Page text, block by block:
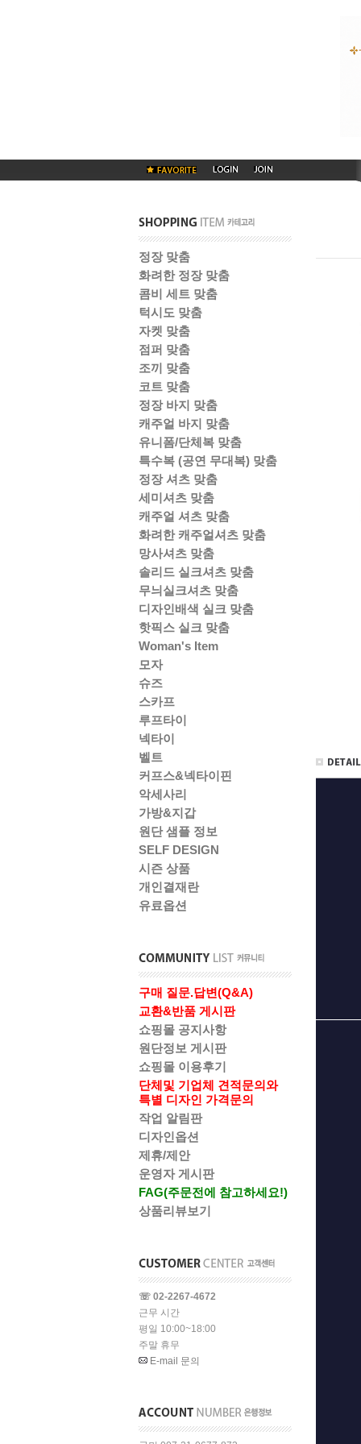
정장 맞춤
화려한 정장 맞춤
콤비 세트 맞춤
턱시도 맞춤
자켓 맞춤
점퍼 맞춤
조끼 맞춤
코트 맞춤
정장 바지 맞춤
캐주얼 바지 맞춤
유니폼/단체복 맞춤
특수복 (공연 무대복) 맞춤
정장 셔츠 맞춤
세미셔츠 맞춤
캐주얼 셔츠 맞춤
화려한 캐주얼셔츠 맞춤
망사셔츠 맞춤
솔리드 실크셔츠 맞춤
무늬실크셔츠 맞춤
디자인배색 실크 맞춤
핫픽스 실크 맞춤
Woman's Item
모자
슈즈
스카프
루프타이
넥타이
벨트
커프스&넥타이핀
악세사리
가방&지갑
원단 샘플 정보
SELF DESIGN
시즌 상품
개인결재란
유료옵션
구매 질문.답변(Q&A)
교환&반품 게시판
쇼핑몰 공지사항
원단정보 게시판
쇼핑몰 이용후기
단체및 기업체 견적문의와
특별 디자인 가격문의
작업 알림판
디자인옵션
제휴/제안
운영자 게시판
FAG(주문전에 참고하세요!)
상품리뷰보기
☏ 02-2267-4672
근무 시간
평일 10:00~18:00
주말 휴무
E-mail 문의